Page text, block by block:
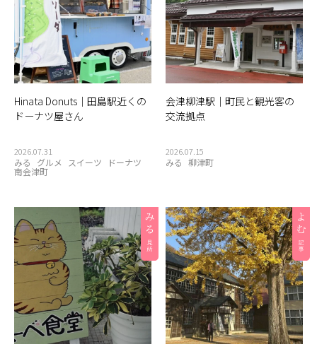
Hinata Donuts｜田島駅近くの
ドーナツ屋さん
2026.07.31
みる グルメ スイーツ ドーナツ
南会津町
会津柳津駅｜町民と観光客の
交流拠点
2026.07.15
みる 柳津町